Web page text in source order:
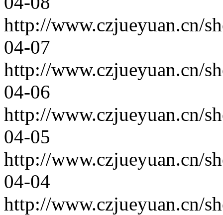
http://www.czjueyuan.cn/
04-07
http://www.czjueyuan.cn/
04-06
http://www.czjueyuan.cn/
04-05
http://www.czjueyuan.cn/
04-04
http://www.czjueyuan.cn/